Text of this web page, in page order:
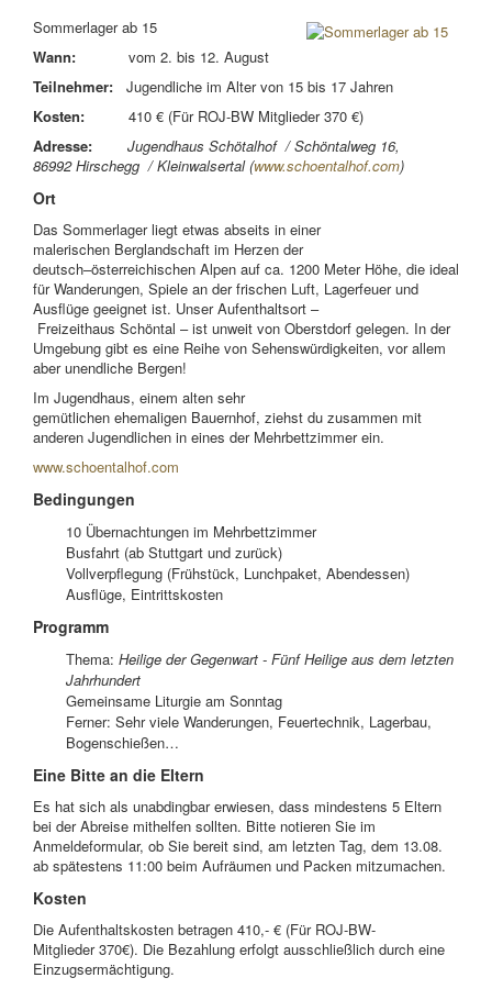
Sommerlager ab 15
Wann:
vom 2. bis 12. August
Teilnehmer:
Jugendliche im Alter von 15 bis 17 Jahren
Kosten: 410 € (Für ROJ-BW Mitglieder 370 €)
Adresse:
Jugendhaus Schötalhof /Schöntalweg 16,
86992Hirschegg / Kleinwalsertal (www.schoentalhof.com)
Ort
Das Sommerlager liegt etwas abseits in einer
malerischen Berglandschaft im Herzen der
deutsch–österreichischen Alpen auf ca. 1200 Meter Höhe, die ideal
für Wanderungen, Spiele an der frischen Luft, Lagerfeuer und
Ausflüge geeignet ist. Unser Aufenthaltsort –
Freizeithaus Schöntal – ist unweit von Oberstdorf gelegen. In der
Umgebung gibt es eine Reihe von Sehenswürdigkeiten, vorallem
aber unendliche Bergen!
Im Jugendhaus, einem alten sehr
gemütlichen ehemaligen Bauernhof, ziehst du zusammen mit
anderen Jugendlichen in eines der Mehrbettzimmer ein.
www.schoentalhof.com
Bedingungen
10 Übernachtungen im Mehrbettzimmer
Busfahrt (ab Stuttgart und zurück)
Vollverpflegung (Frühstück, Lunchpaket, Abendessen)
Ausflüge, Eintrittskosten
Programm
Thema: Heilige der Gegenwart - Fünf Heilige aus dem letzten
Jahrhundert
Gemeinsame Liturgie am Sonntag
Ferner: Sehr viele Wanderungen, Feuertechnik, Lagerbau,
Bogenschießen…
Eine Bitte an die Eltern
Es hat sich als unabdingbar erwiesen, dass mindestens 5 Eltern
bei der Abreise mithelfen sollten. Bitte notieren Sie im
Anmeldeformular, ob Sie bereit sind, am letzten Tag, dem 13.08.
ab spätestens 11:00 beim Aufräumen und Packen mitzumachen.
Kosten
Die Aufenthaltskosten betragen 410,- € (Für ROJ-BW-
Mitglieder370€). Die Bezahlung erfolgt ausschließlich durch eine
Einzugsermächtigung.